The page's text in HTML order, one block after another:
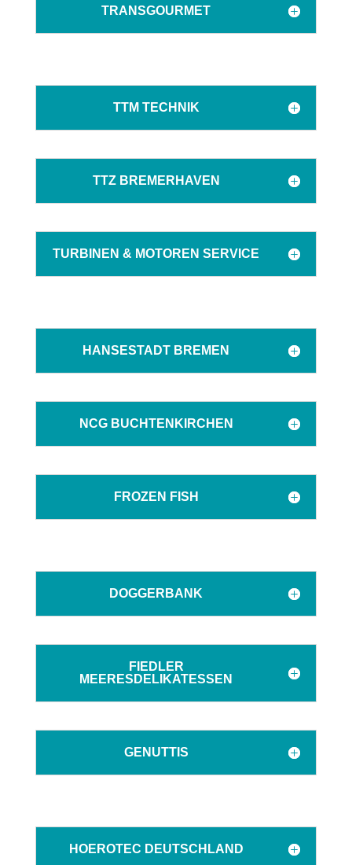
TRANSGOURMET
TTM TECHNIK
TTZ BREMERHAVEN
TURBINEN & MOTOREN SERVICE
HANSESTADT BREMEN
NCG BUCHTENKIRCHEN
FROZEN FISH
DOGGERBANK
FIEDLER
MEERESDELIKATESSEN
GENUTTIS
HOEROTEC DEUTSCHLAND